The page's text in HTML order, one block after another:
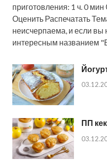
приготовления: 1 ч. 0
Оценить Распечатать
неисчерпаема, и если вы
интересным названием
ПП